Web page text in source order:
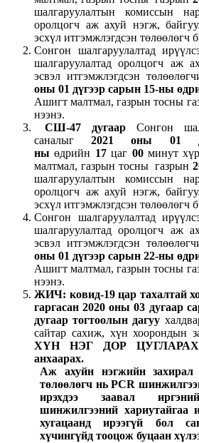
шалгаруулалтын комиссын
оролцогч аж ахуй нэгж,
эсхүл итгэмжлэгдсэн төлөөлөгч
Сонгон шалгаруулалтад
шалгаруулалтад оролцогч аж
эсвэл итгэмжлэгдсэн
оны 01 дүгээр сарын 15-ны
Ашигт малтмал, газрын тосны
нээнэ.
СШ-47 дугаар Сонгон
саналыг2021 оны 01
ны өдрийн 17цаг 00минут
малтмал, газрын тосны газрын
шалгаруулалтын комиссын
оролцогч аж ахуй нэгж,
эсхүл итгэмжлэгдсэн төлөөлөгч
Сонгон шалгаруулалтад
шалгаруулалтад оролцогч аж
эсвэл итгэмжлэгдсэн
оны 01 дүгээр сарын 22-ны
Ашигт малтмал, газрын тосны
нээнэ.
ЖИЧ: ковид-19 цар тахалтай
гаргасан 2020 оны 03 дугаар
дугаар тогтоолын дагуу
сайтар сахиж, хүн хоорондын
ХҮН НЭГ ДОР
анхаарах.
Аж ахуйн нэгжийн захирал
төлөөлөгч нь PCR
ирэхдээ заавал
шинжилгээний хариутайгаа
хугацаанд ирээгүй бол
хүчингүйд тооцож буцаан